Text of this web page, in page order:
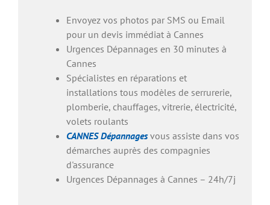
Envoyez vos photos par SMS ou Email
pour un devis immédiat à Cannes
Urgences Dépannages en 30 minutes à
Cannes
Spécialistes en réparations et
installations tous modèles de serrurerie,
plomberie, chauffages, vitrerie, électricité,
volets roulants
CANNES Dépannagesvous assiste dans vos
démarches auprès des compagnies
d'assurance
Urgences Dépannages à Cannes – 24h/7j